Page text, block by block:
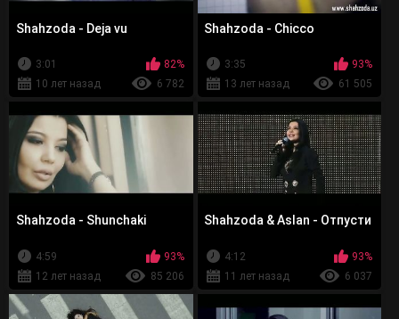
Shahzoda - Deja vu
3:01
82%
10 лет назад
6 782
Shahzoda - Chicco
3:35
93%
13 лет назад
61 505
Shahzoda - Shunchaki
4:59
93%
12 лет назад
85 206
Shahzoda & Aslan - Отпусти
4:12
93%
11 лет назад
6 037